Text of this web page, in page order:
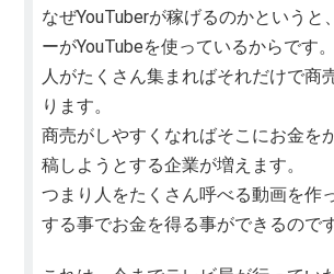
なぜYouTuberが稼げるのかというと
ーがYouTubeを使っているからです。
人がたくさん集まればそれだけで商
ります。
商売がしやすくなればそこにお金を
稿しようとする企業が増えます。
つまり人をたくさん呼べる動画を作
する事でお金を得る事ができるのです